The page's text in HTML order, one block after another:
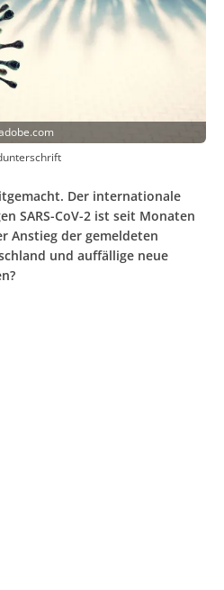
Der internationale
SARS-CoV-2 ist seit Monaten
Anstieg der gemeldeten
und auffällige neue